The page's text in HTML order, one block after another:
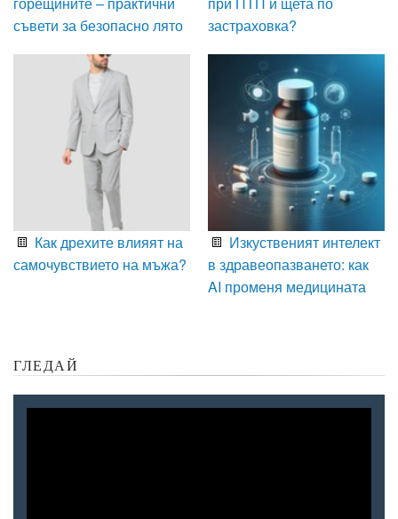
съвети за безопасно лято
застраховка?
Как дрехите влияят на
самочувствието на мъжа?
Изкуственият интелект
в здравеопазването: как
AI променя медицината
ГЛЕДАЙ